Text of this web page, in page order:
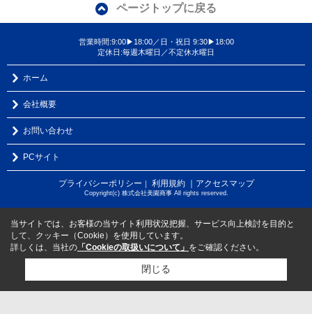
ページトップに戻る
営業時間:9:00▶18:00／日・祝日 9:30▶18:00
定休日:毎週木曜日／不定休水曜日
ホーム
会社概要
お問い合わせ
PCサイト
プライバシーポリシー ｜ 利用規約 ｜アクセスマップ
Copyright(c) 株式会社美園商事 All rights reserved.
当サイトでは、お客様の当サイト利用状況把握、サービス向上検討を目的と
して、クッキー（Cookie）を使用しています。
詳しくは、当社の 「Cookieの取扱いについて」 をご確認ください。
閉じる